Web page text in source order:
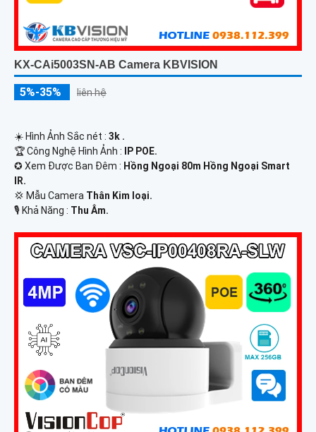
KX-CAi5003SN-AB Camera KBVISION
5%-35% liên hệ
☀️ Hình Ảnh Sắc nét : 3k .
🏆 Công Nghệ Hình Ảnh :
IP POE.
✪ Xem Được Ban Đêm : Hồng Ngoại 80m Hồng Ngoại Smart
IR.
💢 Mẫu Camera Thân Kim loại.
️🎙 Khả Năng : Thu Âm.